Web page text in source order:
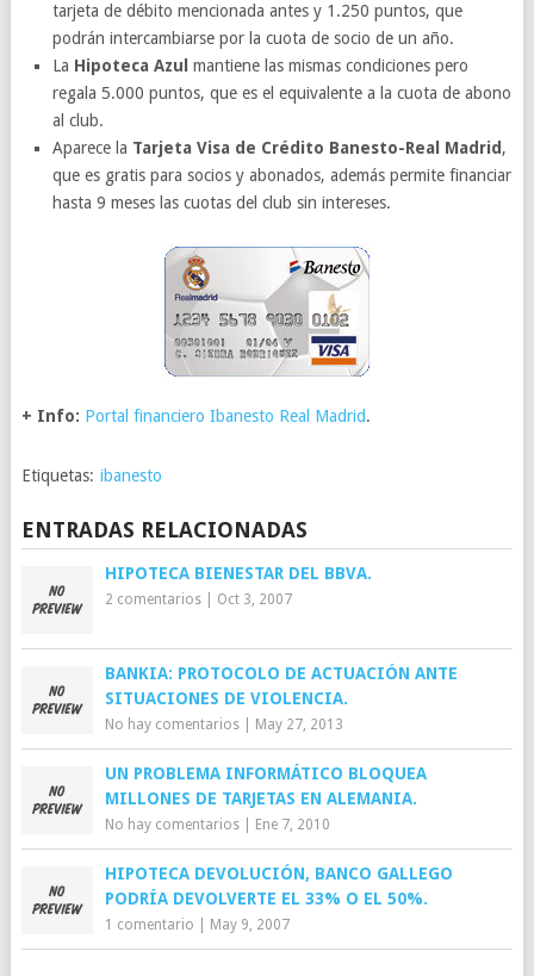
tarjeta de débito mencionada antes y 1.250 puntos, que
podrán intercambiarse por la cuota de socio de un año.
La Hipoteca Azul mantiene las mismas condiciones pero
regala 5.000 puntos, que es el equivalente a la cuota de abono
al club.
Aparece la Tarjeta Visa de Crédito Banesto-Real Madrid ,
que es gratis para socios y abonados, además permite financiar
hasta 9 meses las cuotas del club sin intereses.
+ Info: Portal financiero Ibanesto Real Madrid.
Etiquetas: ibanesto
ENTRADAS RELACIONADAS
HIPOTECA BIENESTAR DEL BBVA.
2 comentarios| Oct 3, 2007
BANKIA: PROTOCOLO DE ACTUACIÓN ANTE
SITUACIONES DE VIOLENCIA.
No hay comentarios| May 27, 2013
UN PROBLEMA INFORMÁTICO BLOQUEA
MILLONES DE TARJETAS EN ALEMANIA.
No hay comentarios| Ene 7, 2010
HIPOTECA DEVOLUCIÓN, BANCO GALLEGO
PODRÍA DEVOLVERTE EL 33% O EL 50%.
1 comentario May 9, 2007